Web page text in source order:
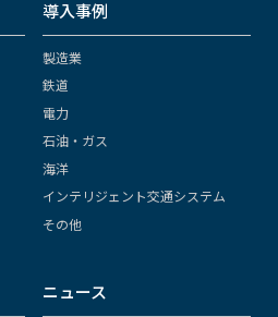
導入事例
製造業
鉄道
電力
石油・ガス
海洋
インテリジェント交通システム
その他
ニュース